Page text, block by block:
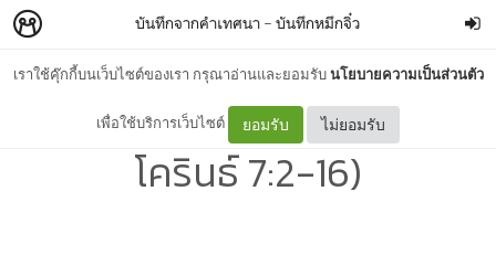
เราใช้คุ๊กกี้บนเว็บไซต์ของเรา กรุณาอ่านและยอมรับนโยบายความเป็นส่วนตัว
เพื่อใช้บริการเว็บไซต์ ยอมรับ ไม่ยอมรับ
บันทึกจากคำเทศนา – บันทึกหมึกจิ๋ว
บทที่ 1 ความเสียใจที่น่าดีใจ (2
โครินธ์ 7:2-16)